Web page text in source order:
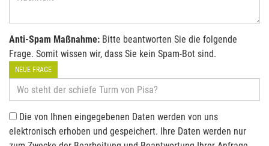
Anti-Spam Maßnahme: Bitte beantworten Sie die folgende
Frage. Somit wissen wir, dass Sie kein Spam-Bot sind.
NEUE FRAGE
Die von Ihnen eingegebenen Daten werden von uns
elektronisch erhoben und gespeichert. Ihre Daten werden nur